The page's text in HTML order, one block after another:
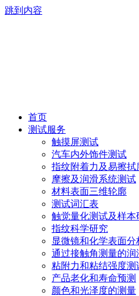
跳到内容
首页
测试服务
触摸屏测试
汽车内外饰件测试
指纹附着力及易擦拭
摩擦及润滑系统测试
材料表面三维轮廓
测试词汇表
触觉量化测试及样本
指纹科学研究
显微镜和化学表面分
通过接触角测量的
粘附力和粘结强度测
产品老化和寿命预测
颜色和光泽度的测量